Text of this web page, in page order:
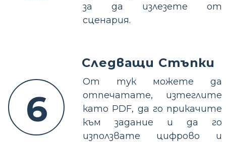
за да излезете от
сценария.
6
Следващи Стъпки
От тук можете да
отпечатате, изтеглите
като PDF, да го прикачите
към задание и да го
използвате цифрово и